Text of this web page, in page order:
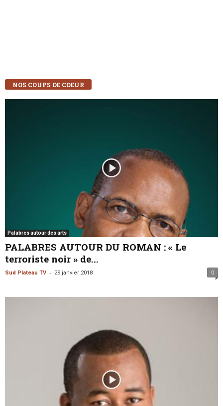
NOS COUPS DE COEUR
Palabres autour des arts
PALABRES AUTOUR DU ROMAN : « Le
terroriste noir » de...
Sud Plateau TV - 29 janvier 2018 0